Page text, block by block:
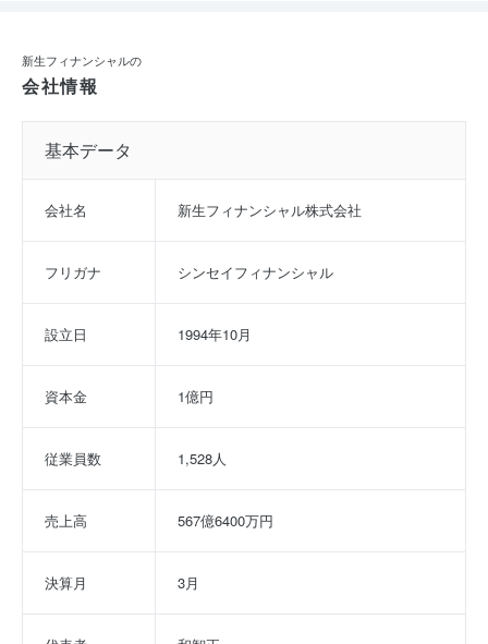
新生フィナンシャルの
会社情報
基本データ
会社名 新生フィナンシャル株式会社
フリガナ シンセイフィナンシャル
設立日 1994年10月
資本金 1億円
従業員数 1,528人
売上高 567億6400万円
決算月 3月